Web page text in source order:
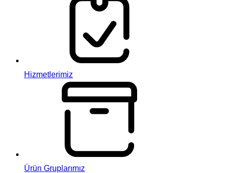
Hizmetlerimiz
Ürün Gruplarımız